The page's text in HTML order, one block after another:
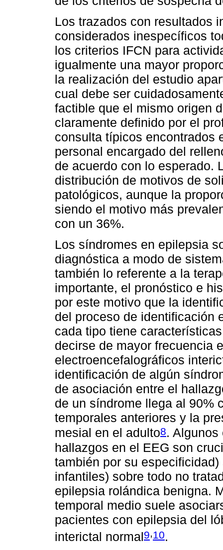
Los trazados con resultados
considerados inespecíficos
los criterios IFCN para
igualmente una mayor
la realización del estudio
cual debe ser
factible que el mismo origen
claramente definido por el
consulta típicos encontrados
personal encargado del
de acuerdo con lo esperado.
distribución de motivos de
patológicos, aunque la
siendo el motivo más
con un 36%.
Los síndromes en epilepsia
diagnóstica a modo de
también lo referente a la
importante, el pronóstico e
por este motivo que la
del proceso de identificación
cada tipo tiene
decirse de mayor frecuencia
electroencefalográficos
identificación de algún
de asociación entre el
de un síndrome llega al 90%
temporales anteriores y la
mesial en el adulto8.
hallazgos en el EEG son
también por su
infantiles) sobre todo no
epilepsia rolándica benigna.
temporal medio suele
pacientes con epilepsia del
interictal normal9 10.